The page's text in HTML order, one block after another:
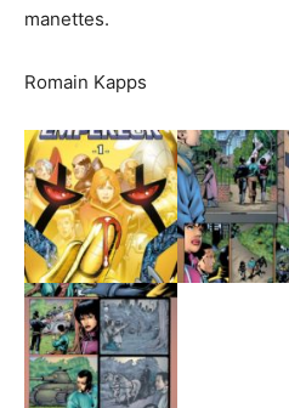
manettes.
Romain Kapps